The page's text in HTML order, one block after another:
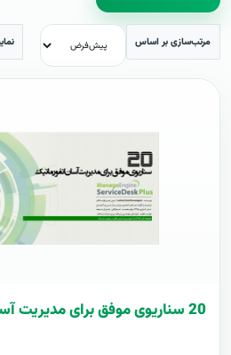
مرتب‌سازی بر اساس
20 سناریوی موفق برای مدیریت آسان انفورماتیک